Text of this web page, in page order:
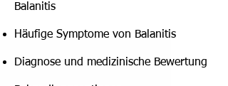
Balanitis
Häufige Symptome von Balanitis
Diagnose und medizinische Bewertung